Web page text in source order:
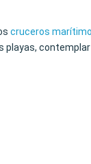
cruceros